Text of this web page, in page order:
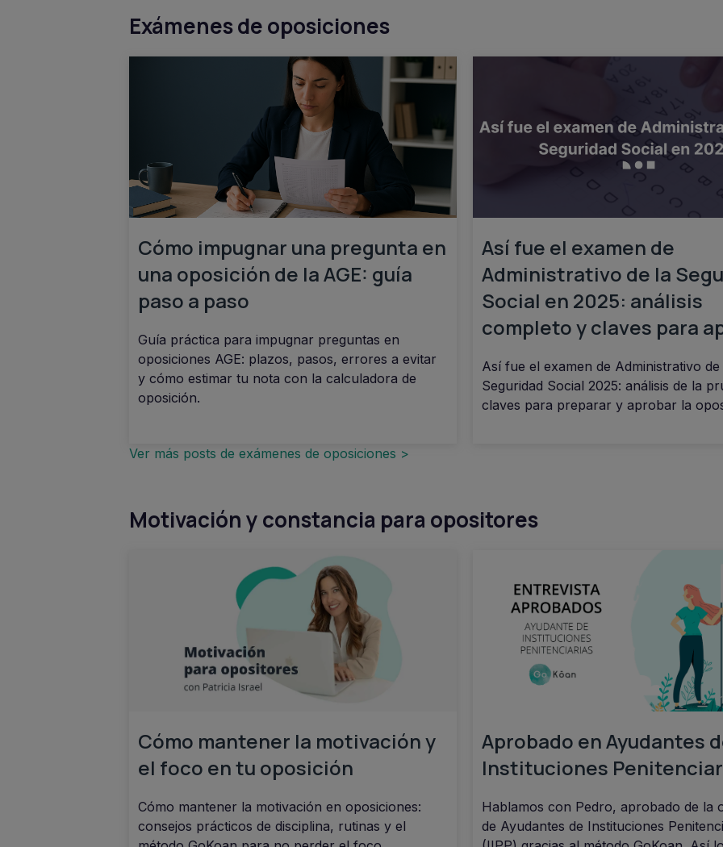
Exámenes de oposiciones
Cómo impugnar una pregunta en
una oposición de la AGE: guía
paso a paso
Guía práctica para impugnar preguntas en
oposiciones AGE: plazos, pasos, errores a evitar
y cómo estimar tu nota con la calculadora de
oposición.
Así fue el examen de
Administrativo de la
Social en 2025: análisis
completo y claves para
Así fue el examen de Administrativo de
Seguridad Social 2025: análisis de la
claves para preparar y aprobar la
Ver más posts de exámenes de oposiciones >
Motivación y constancia para opositores
Cómo mantener la motivación y
el foco en tu oposición
Cómo mantener la motivación en oposiciones:
consejos prácticos de disciplina, rutinas y el
Aprobado en Ayudantes
Instituciones
Hablamos con Pedro, aprobado de la
de Ayudantes de Instituciones